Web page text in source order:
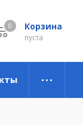
Корзина
0
пуста
0